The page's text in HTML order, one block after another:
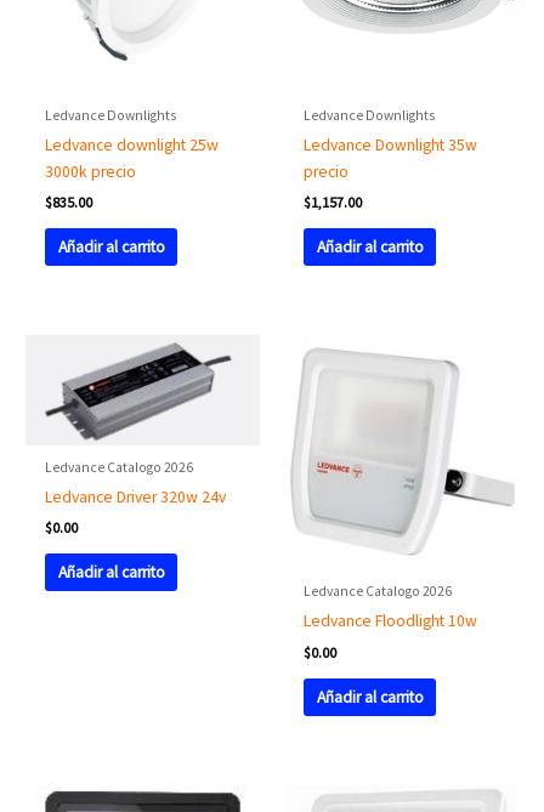
Ledvance Downlights
Ledvance downlight 25w
3000k precio
$835.00
Añadir al carrito
Ledvance Downlights
Ledvance Downlight 35w
precio
$1,157.00
Añadir al carrito
Ledvance Catalogo 2026
Ledvance Driver 320w 24v
$0.00
Añadir al carrito
Ledvance Catalogo 2026
Ledvance Floodlight 10w
$0.00
Añadir al carrito